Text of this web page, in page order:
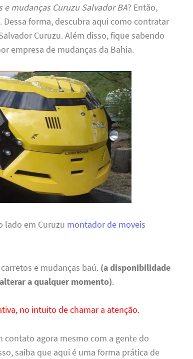
e mudanças Curuzu Salvador BA? Então,
forma, descubra aqui como contratar
Curuzu. Além disso, fique sabendo
empresa de mudanças da Bahia.
lado em Curuzu montador de moveis
e mudanças baú. (a disponibilidade
a qualquer momento).
no intuito de chamar a atenção.
agora mesmo com a gente do
saiba que aqui é uma forma prática de